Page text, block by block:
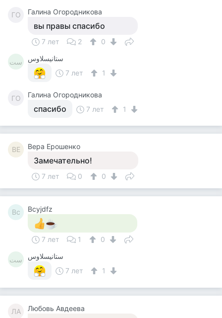
ГО Галина Огородникова
вы правы спасибо
7 лет 2 0
ست
ستانيسلاوس
7 лет
1
ГО Галина Огородникова
спасибо 7 лет 1
ВЕ Вера Ерошенко
Замечательно!
7 лет 0 0
Bc Bcyjdfz
7 лет 1 0
ست
ستانيسلاوس
7 лет
1
ЛА Любовь Авдеева